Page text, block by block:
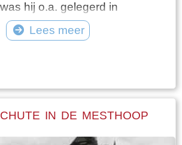
hij o.a. gelegerd in
was hij bij het 9de
zijn diensttijd was afgelopen
uitbrak heeft hij met gevaar
Appelscha. Na zijn overlijden
Lees meer
IN DE MESTHOOP